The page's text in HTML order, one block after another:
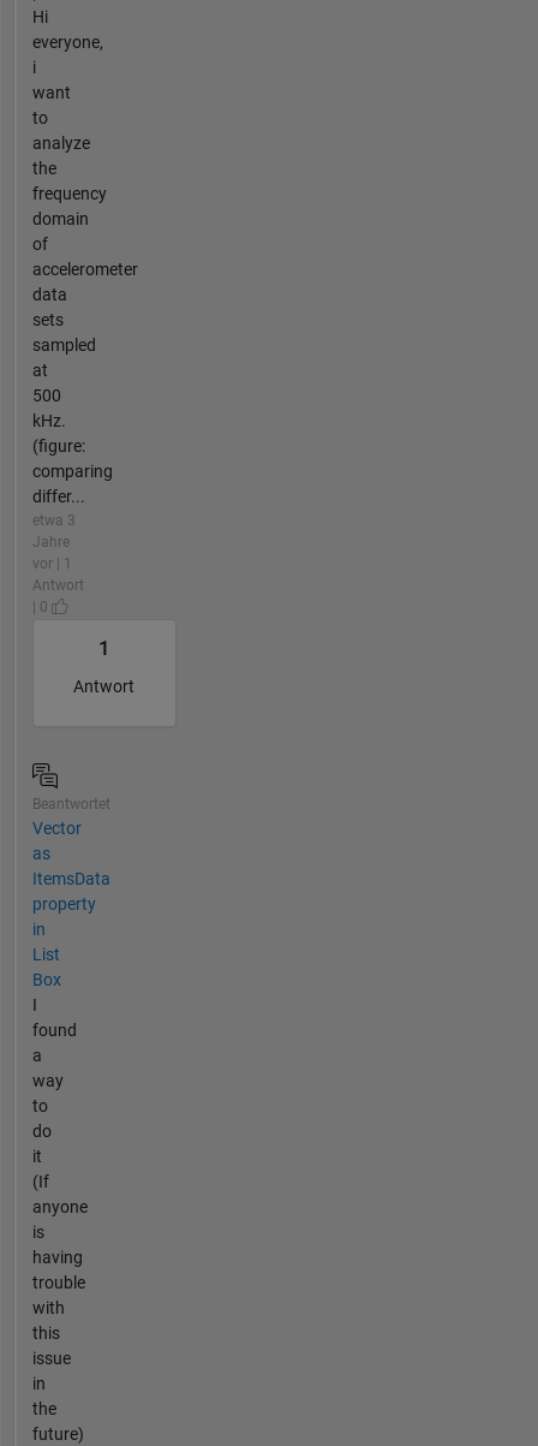
Hi
everyone,
i
want
to
analyze
the
frequency
domain
of
accelerometer
data
sets
sampled
at
500
kHz.
(figure:
comparing
differ...
etwa 3
Jahre
vor | 1
Antwort
| 0
1
Antwort
Beantwortet
Vector
as
ItemsData
property
in
List
Box
I
found
a
way
to
do
it
(If
anyone
is
having
trouble
with
this
issue
in
the
future)